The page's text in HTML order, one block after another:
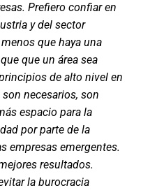
Prefiero confiar en
y del sector
que haya una
que un área sea
de alto nivel en
necesarios, son
espacio para la
por parte de la
empresas emergentes.
resultados.
la burocracia